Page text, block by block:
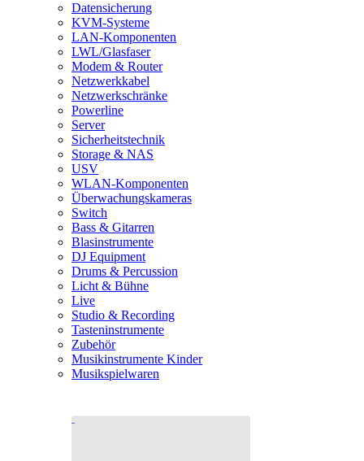
Datensicherung
KVM-Systeme
LAN-Komponenten
LWL/Glasfaser
Modem & Router
Netzwerkkabel
Netzwerkschränke
Powerline
Server
Sicherheitstechnik
Storage & NAS
USV
WLAN-Komponenten
Überwachungskameras
Switch
Bass & Gitarren
Blasinstrumente
DJ Equipment
Drums & Percussion
Licht & Bühne
Live
Studio & Recording
Tasteninstrumente
Zubehör
Musikinstrumente Kinder
Musikspielwaren